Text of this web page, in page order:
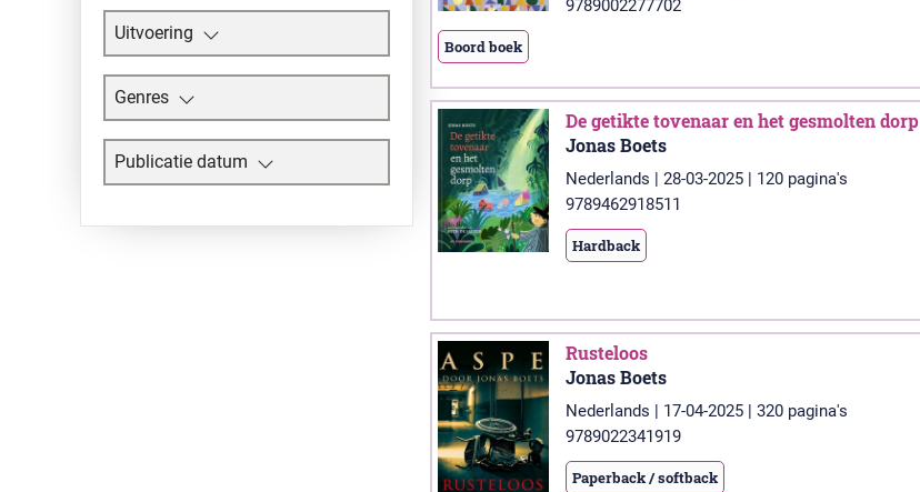
Uitvoering
Genres
Publicatie datum
9789002277702
Boord boek
De getikte tovenaar en het gesmolten dorp
Jonas Boets
Nederlands | 28-03-2025 | 120 pagina's
9789462918511
Hardback
Rusteloos
Jonas Boets
Nederlands | 17-04-2025 | 320 pagina's
9789022341919
Paperback / softback